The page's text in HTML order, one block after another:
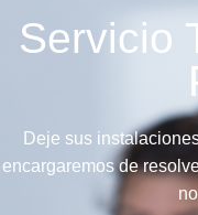
Servicio
Deje sus
encargaremos de